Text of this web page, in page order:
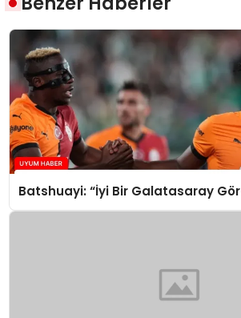
Batshuayi: “İyi Bir Galatasaray